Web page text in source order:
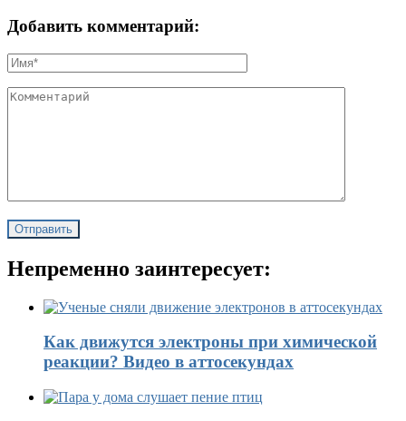
Добавить комментарий:
Непременно заинтересует:
Как движутся электроны при химической
реакции? Видео в аттосекундах